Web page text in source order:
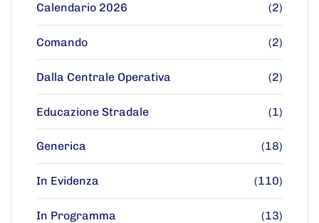
Calendario 2026 (2)
Comando (2)
Dalla Centrale Operativa (2)
Educazione Stradale (1)
Generica (18)
In Evidenza (110)
In Programma (13)